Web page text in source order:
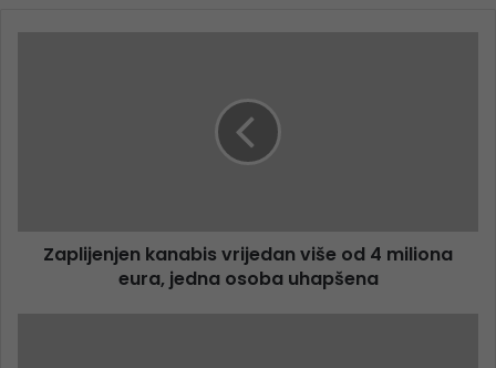
Zaplijenjen kanabis vrijedan više od 4 miliona
eura, jedna osoba uhapšena